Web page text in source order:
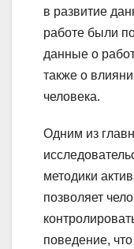
в развитие
работе были
данные о
также о
человека.
Одним из
методики
позволяет
поведение,